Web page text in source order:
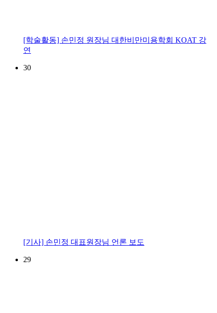
[학술활동] 손민정 원장님 대한비만미용학회 KOAT 강
연
30
[기사] 손민정 대표원장님 언론 보도
29